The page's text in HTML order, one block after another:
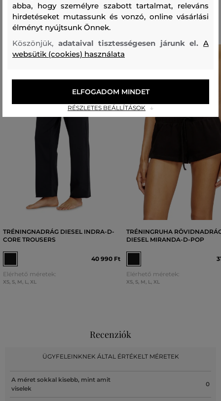
Ajánlott termékek
TRÉNINGNADRÁG DIESEL INDRA-D-
CORE TROUSERS
40 990 Ft
Elérhető méretek:
XS, S, M, L, XL
TRÉNINGRUHA
DIESEL MIRANDA-D-POP
Elérhető méretek:
XS, S, M, L, XL
Recenziók
ÜGYFELEINKNEK ÁLTAL ÉRTÉKELT MÉRETEK
A méret sokkal kisebb, mint amit
viselek
0
abba, hogy személyre szabott tartalmat, releváns
hirdetéseket mutassunk és vonzó, online vásárlási
élményt nyújtsunk Önnek.
Köszönjük, adataival tisztességesen járunk el.A
websütik (cookies) használata
RÉSZLETES BEÁLLÍTÁSOK
ELFOGADOM MINDET